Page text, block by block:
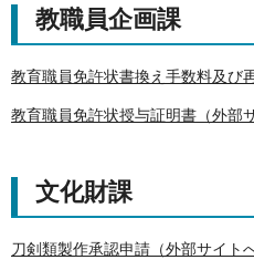
教職員企画課
教育職員免許状書換え手数料及び
教育職員免許状授与証明書（外部
文化財課
刀剣類製作承認申請（外部サイト